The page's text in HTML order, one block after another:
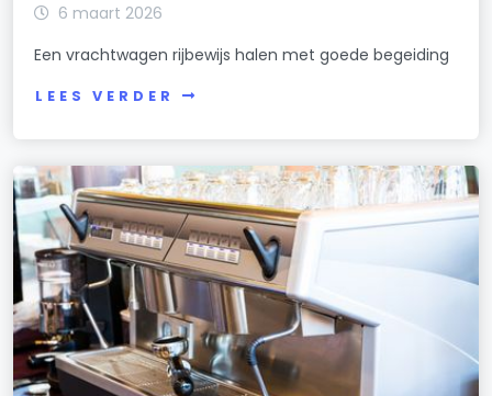
6 maart 2026
Een vrachtwagen rijbewijs halen met goede begeiding
LEES VERDER